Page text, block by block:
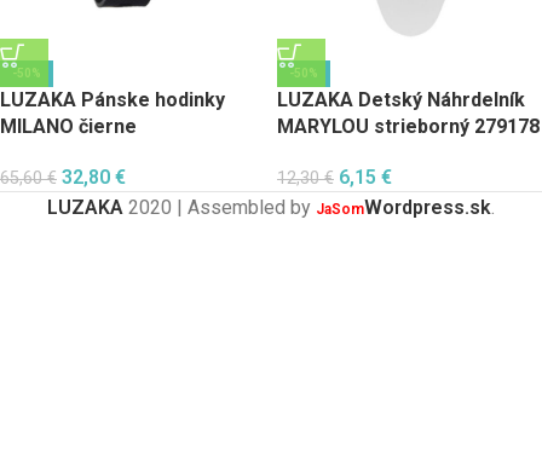
-50%
LUZAKA Pánske hodinky
MILANO čierne
65,60€ 32,80 €
-50%
LUZAKA Detský Náhrdelník
MARYLOU strieborný 279178
12,30€ 6,15 €
LUZAKA 2020 | Assembled by JaSomWordpress.sk.